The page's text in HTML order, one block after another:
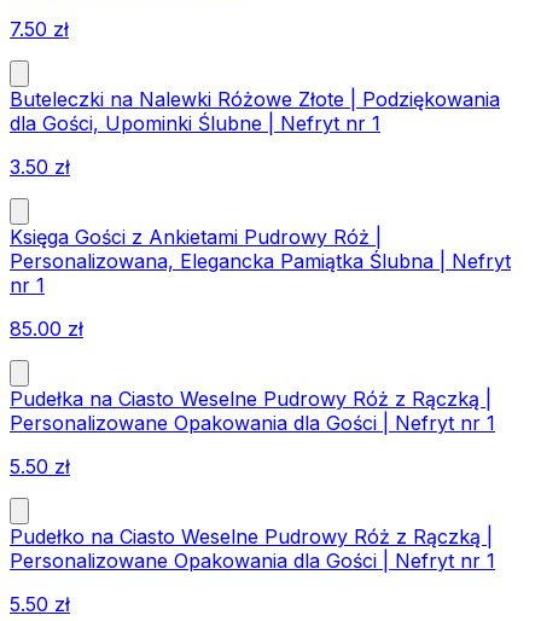
7.50 zł
Buteleczki na Nalewki Różowe Złote | Podziękowania
dla Gości, Upominki Ślubne | Nefryt nr 1
3.50 zł
Księga Gości z Ankietami Pudrowy Róż |
Personalizowana, Elegancka Pamiątka Ślubna | Nefryt
nr 1
85.00 zł
Pudełka na Ciasto Weselne Pudrowy Róż z Rączką |
Personalizowane Opakowania dla Gości | Nefryt nr 1
5.50 zł
Pudełko na Ciasto Weselne Pudrowy Róż z Rączką |
Personalizowane Opakowania dla Gości | Nefryt nr 1
5.50 zł